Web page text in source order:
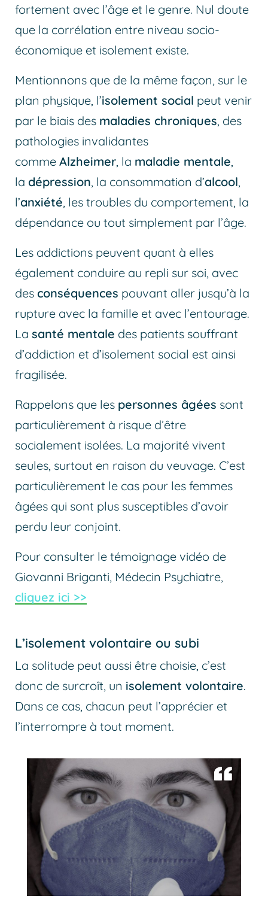
fortement avec l’âge et le genre. Nul doute
que la corrélation entre niveau socio-
économique et isolement existe.
Mentionnons que de la même façon, sur le
plan physique, l’isolement social peut venir
par le biais des maladies chroniques, des
pathologies invalidantes
comme Alzheimer, la maladie mentale,
la dépression, la consommation d’alcool,
l’anxiété, les troubles du comportement, la
dépendance ou tout simplement par l’âge.
Les addictions peuvent quant à elles
également conduire au repli sur soi, avec
des conséquences pouvant aller jusqu’à la
rupture avec la famille et avec l’entourage.
La santé mentale des patients souffrant
d’addiction et d’isolement social est ainsi
fragilisée.
Rappelons que les personnes âgées sont
particulièrement à risque d’être
socialement isolées. La majorité vivent
seules, surtout en raison du veuvage. C’est
particulièrement le cas pour les femmes
âgées qui sont plus susceptibles d’avoir
perdu leur conjoint.
Pour consulter le témoignage vidéo de
Giovanni Briganti, Médecin Psychiatre,
cliquez ici >>
L’isolement volontaire ou subi
La solitude peut aussi être choisie, c’est
donc de surcroît, un isolement volontaire.
Dans ce cas, chacun peut l’apprécier et
l’interrompre à tout moment.